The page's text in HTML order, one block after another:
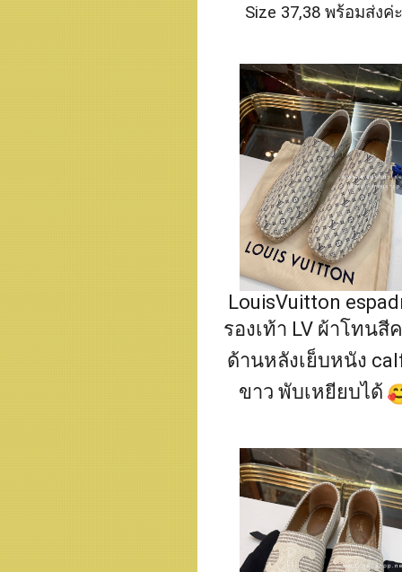
Size 37,38 พร้อมส่งค่ะ
LouisVuitton
รองเท้า LV ผ้าโทนสี
ด้านหลังเย็บหนัง
ขาว พับเหยียบได้